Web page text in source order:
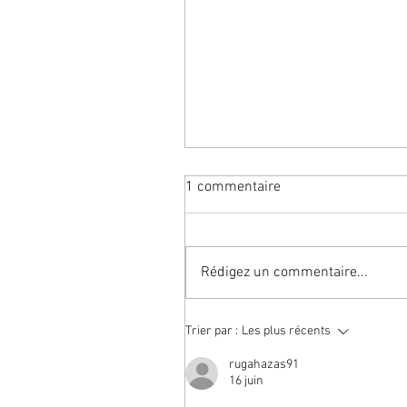
⑩ La semi-consonne "W" et
1 commentaire
Rédigez un commentaire...
Trier par : Les plus récents
rugahazas91
16 juin